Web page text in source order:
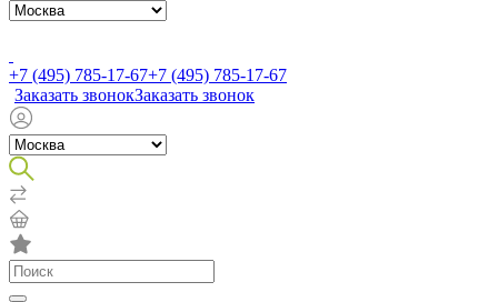
+7 (495) 785-17-67+7 (495) 785-17-67
Заказать звонокЗаказать звонок